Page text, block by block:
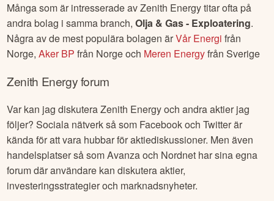
Många som är intresserade avZenith Energytitar ofta på
andra bolag i samma branch,Olja & Gas - Exploatering.
Några av de mest populära bolagen ärVår Energi från
Norge,Aker BP från Norgeoch Meren EnergyfrånSverige
Zenith Energyforum
Var kan jag diskuteraZenith Energyoch andra aktier jag
följer? Sociala nätverk så som Facebook och Twitter är
kända för att vara hubbar för aktiediskussioner. Men även
handelsplatser så som Avanza och Nordnet har sina egna
forum där användare kan diskutera aktier,
investeringsstrategier och marknadsnyheter.